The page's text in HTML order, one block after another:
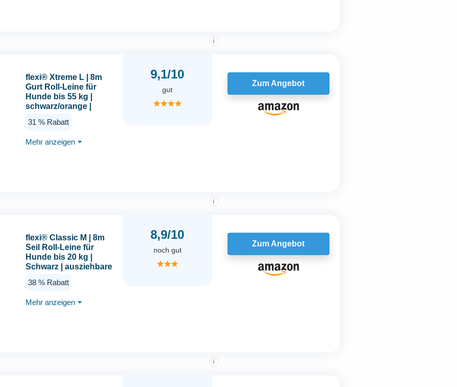
flexi® Xtreme L | 8m
Gurt Roll-Leine für
Hunde bis 55 kg |
schwarz/orange |
Hundeleine | Gewicht
21.0 cm
31 % Rabatt
Mehr anzeigen ⏷
9,1/10
i
gut
★★★★
Zum Angebot
flexi® Classic M | 8m
Seil Roll-Leine für
Hunde bis 20 kg |
Schwarz | ausziehbare
354.9 gr | Maße 12.2 x
38 % Rabatt
Mehr anzeigen ⏷
8,9/10
i
noch gut
★★★
Zum Angebot
i